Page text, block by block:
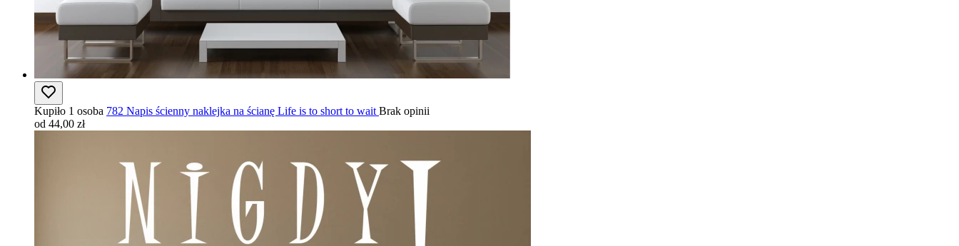
Kupiło 1 osoba 782 Napis ścienny naklejka na ścianę Life is to short to wait Brak opinii
od 44,00 zł